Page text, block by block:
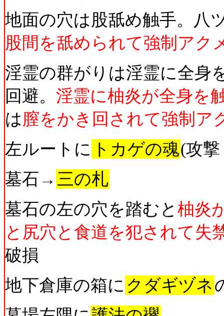
地面の穴は股舐め触手。八
股間を舐められて強制アク
淫霊の群がりは淫霊に全身
回避。 淫霊に柚炎が全身を
は膣をかき回されて強制ア
左ルートに トカゲの魂(攻
墓石→ 三の札
墓石の左の穴を踏むと 柚炎
と尻穴と食道を犯されて失
破損
地下倉庫の箱に クダギヅネ